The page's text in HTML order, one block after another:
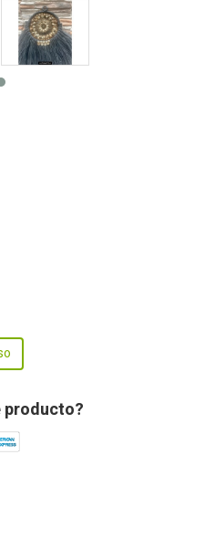
producto?